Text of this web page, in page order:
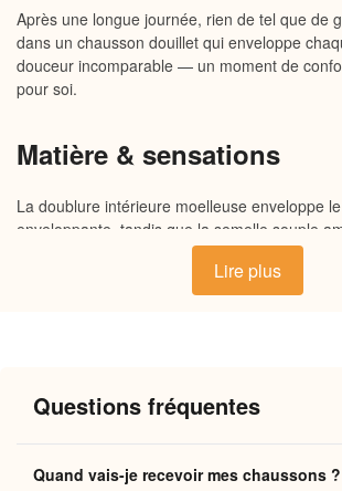
Après une longue journée, rien de tel que de
dans un chausson douillet qui enveloppe
douceur incomparable — un moment de
pour soi.
Matière & sensations
La doublure intérieure moelleuse enveloppe
enveloppante, tandis que la semelle souple
sur le carrelage ou le parquet. L’extérieur en
toucher conserve une agréable sensation de
jamais comprimer. Ce mariage de matières
Pourquoi vous allez
Lire plus
Questions fréquentes
Quand vais-je recevoir mes chaussons ?